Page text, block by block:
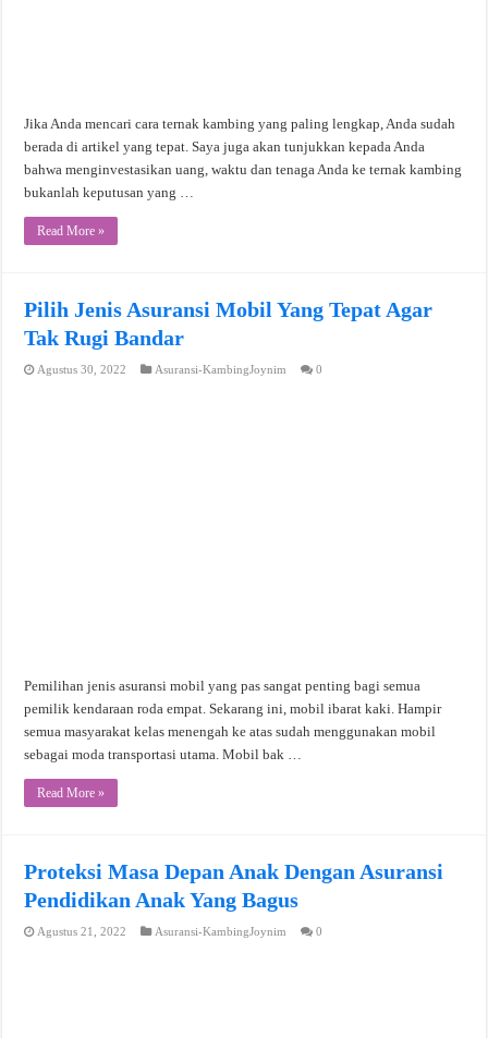
Jika Anda mencari cara ternak kambing yang paling lengkap, Anda sudah
berada di artikel yang tepat. Saya juga akan tunjukkan kepada Anda
bahwa menginvestasikan uang, waktu dan tenaga Anda ke ternak kambing
bukanlah keputusan yang …
Read More »
Pilih Jenis Asuransi Mobil Yang Tepat Agar
Tak Rugi Bandar
Agustus 30, 2022 Asuransi-KambingJoynim 0
Pemilihan jenis asuransi mobil yang pas sangat penting bagi semua
pemilik kendaraan roda empat. Sekarang ini, mobil ibarat kaki. Hampir
semua masyarakat kelas menengah ke atas sudah menggunakan mobil
sebagai moda transportasi utama. Mobil bak …
Read More »
Proteksi Masa Depan Anak Dengan Asuransi
Pendidikan Anak Yang Bagus
Agustus 21, 2022 Asuransi-KambingJoynim 0